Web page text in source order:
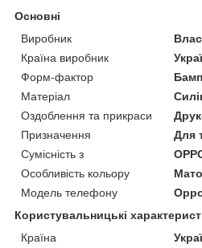
Основні
Виробник
Країна виробник
Форм-фактор
Матеріал
Оздоблення та прикраси
Призначення
Для
Сумісність з
Особливість кольору
Модель телефону
Користувальницькі
Країна